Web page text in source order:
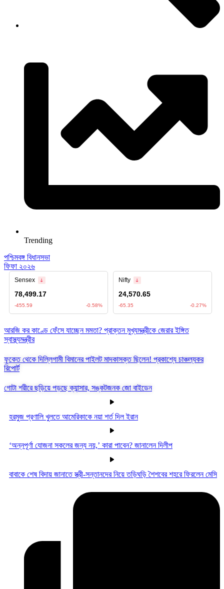
Trending
পশ্চিমবঙ্গ বিধানসভা
ফিফা ২০২৬
আরজি কর কাণ্ডে ফেঁসে যাচ্ছেন মমতা? প্রাক্তন মুখ্যমন্ত্রীকে জেরার ইঙ্গিত
স্বাস্থ্যমন্ত্রীর
ফুকেত থেকে দিল্লিগামী বিমানের পাইলট মাদকাসক্ত ছিলেন! প্রকাশ্যে চাঞ্চল্যকর
রিপোর্ট
গোটা শরীরে ছড়িয়ে পড়ছে ক্যান্সার, সঙ্কটজনক জো বাইডেন
হরমুজ প্রণালি খুলতে আমেরিকাকে নয়া শর্ত দিল ইরান
‘অন্নপূর্ণা যোজনা সকলের জন্য নয়,’ কারা পাবেন? জানালেন দিলীপ
বাবাকে শেষ বিদায় জানাতে স্ত্রী-সন্তানদের নিয়ে তড়িঘড়ি শৈশবের শহরে ফিরলেন মেসি